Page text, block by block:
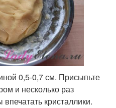
0,5-0,7 см. Присыпьте
и несколько раз
кристаллики.